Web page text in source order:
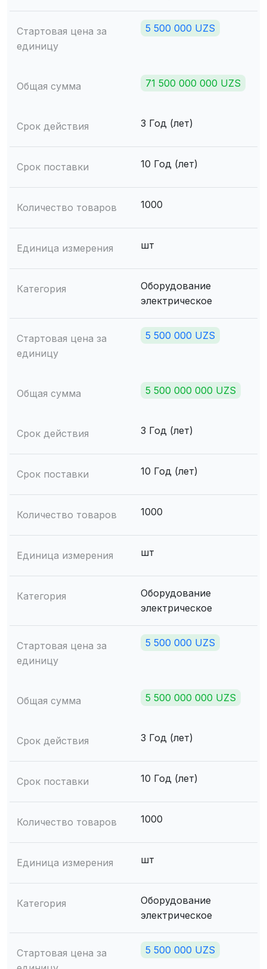
Стартовая цена за
единицу
5 500 000 UZS
Общая сумма 71 500 000 000 UZS
Срок действия 3 Год (лет)
Срок поставки 10 Год (лет)
Количество товаров 1000
Единица измерения шт
Категория
Оборудование
электрическое
Стартовая цена за
единицу
5 500 000 UZS
Общая сумма 5 500 000 000 UZS
Срок действия 3 Год (лет)
Срок поставки 10 Год (лет)
Количество товаров 1000
Единица измерения шт
Категория
Оборудование
электрическое
Стартовая цена за
единицу
5 500 000 UZS
Общая сумма 5 500 000 000 UZS
Срок действия 3 Год (лет)
Срок поставки 10 Год (лет)
Количество товаров 1000
Единица измерения шт
Категория
Оборудование
электрическое
Стартовая цена за
5 500 000 UZS